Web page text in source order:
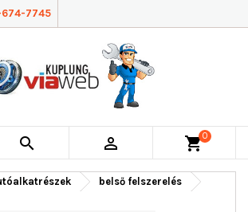
7745
  shopping_cart0
belső felszerelés